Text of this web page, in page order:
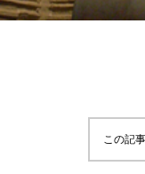
この記